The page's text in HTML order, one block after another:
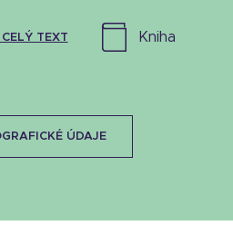
TEXT kniha
ÚDAJE